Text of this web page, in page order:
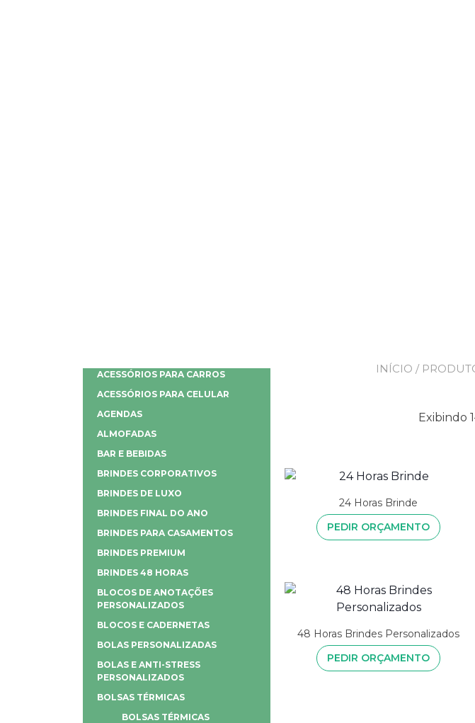
INÍCIO /
Exibindo
24 Horas Brinde
PEDIR ORÇAMENTO
48 Horas Brindes Personalizados
PEDIR ORÇAMENTO
ACESSÓRIOS PARA CARROS
ACESSÓRIOS PARA CELULAR
AGENDAS
ALMOFADAS
BAR E BEBIDAS
BRINDES CORPORATIVOS
BRINDES DE LUXO
BRINDES FINAL DO ANO
BRINDES PARA CASAMENTOS
BRINDES PREMIUM
BRINDES 48 HORAS
BLOCOS DE ANOTAÇÕES
PERSONALIZADOS
BLOCOS E CADERNETAS
BOLAS PERSONALIZADAS
BOLAS E ANTI-STRESS
PERSONALIZADOS
BOLSAS TÉRMICAS
BOLSAS TÉRMICAS